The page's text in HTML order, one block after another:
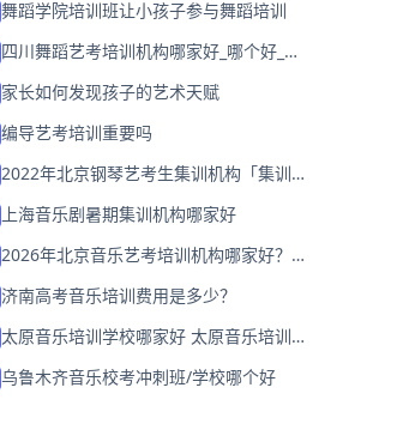
舞蹈学院培训班让小孩子参与舞蹈培训
四川舞蹈艺考培训机构哪家好_哪个好_学
家长如何发现孩子的艺术天赋
编导艺考培训重要吗
2022年北京钢琴艺考生集训机构「集训营
上海音乐剧暑期集训机构哪家好
2026年北京音乐艺考培训机构哪家好？五
济南高考音乐培训费用是多少？
太原音乐培训学校哪家好 太原音乐培训学
乌鲁木齐音乐校考冲刺班/学校哪个好